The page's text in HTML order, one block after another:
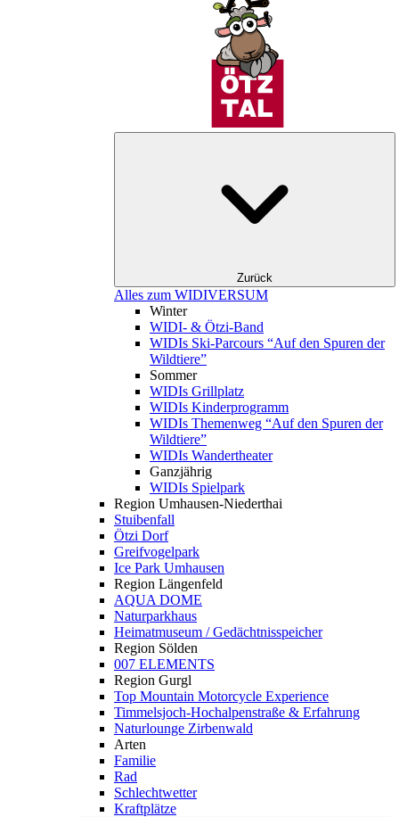
Zurück
Alles zum WIDIVERSUM
Winter
WIDI- & Ötzi-Band
WIDIs Ski-Parcours “Auf den Spuren der
Wildtiere”
Sommer
WIDIs Grillplatz
WIDIs Kinderprogramm
WIDIs Themenweg “Auf den Spuren der
Wildtiere”
WIDIs Wandertheater
Ganzjährig
WIDIs Spielpark
Region Umhausen-Niederthai
Stuibenfall
Ötzi Dorf
Greifvogelpark
Ice Park Umhausen
Region Längenfeld
AQUA DOME
Naturparkhaus
Heimatmuseum / Gedächtnisspeicher
Region Sölden
007 ELEMENTS
Region Gurgl
Top Mountain Motorcycle Experience
Timmelsjoch-Hochalpenstraße & Erfahrung
Naturlounge Zirbenwald
Arten
Familie
Rad
Schlechtwetter
Kraftplätze